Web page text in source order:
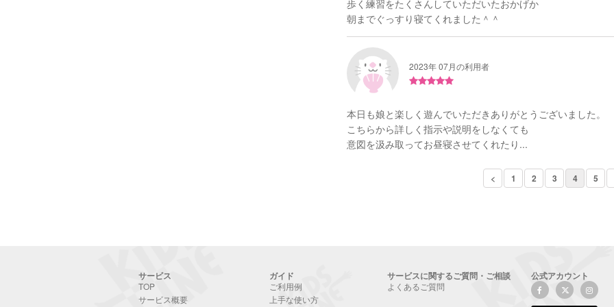
歩く練習をたくさんしていただいたおかげか
朝までぐっすり寝てくれました＾＾
2023年 07月の利用者
本日も娘と楽しく遊んでいただきありがとうございました。
こちらから詳しく指示や説明をしなくても
意図を汲み取ってお昼寝させてくれたり...
< 1 2 3 4 5
サービス
TOP
サービス概要
ガイド
ご利用例
上手な使い方
サービスに関するご質問・ご相談
よくあるご質問
公式アカウント